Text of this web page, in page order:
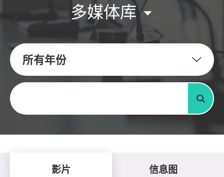
多媒体库
所有年份
关键字
搜寻
影片 信息图